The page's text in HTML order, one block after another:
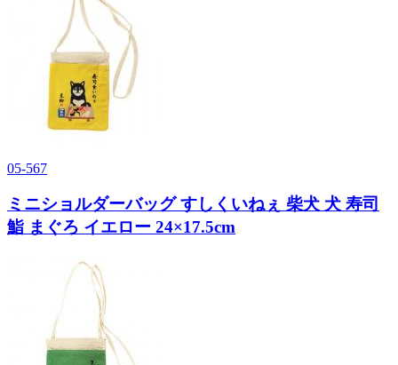
05-567
ミニショルダーバッグ すしくいねぇ 柴犬 犬 寿司
鮨 まぐろ イエロー 24×17.5cm